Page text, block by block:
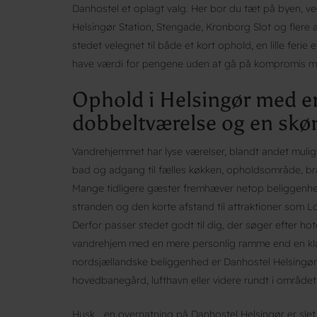
Danhostel et oplagt valg. Her bor du tæt på byen,
Helsingør Station, Stengade, Kronborg Slot og
stedet velegnet til både et kort ophold, en lille ferie
have værdi for pengene uden at gå på kompromis
Ophold i Helsingør med
dobbeltværelse og en
Vandrehjemmet har lyse værelser, blandt andet
bad og adgang til fælles køkken, opholdsområde,
Mange tidligere gæster fremhæver netop
stranden og den korte afstand til attraktioner som
Derfor passer stedet godt til dig, der søger efter
vandrehjem med en mere personlig ramme end en
nordsjællandske beliggenhed er Danhostel
hovedbanegård, lufthavn eller videre rundt i
Husk… en overnatning på Danhostel Helsingør er